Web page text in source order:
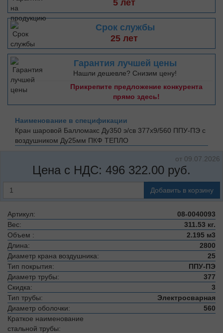
5 лет
Срок службы
25 лет
Гарантия лучшей цены
Нашли дешевле? Снизим цену!
Прикрепите предложение конкурента
прямо здесь!
Наименование в спецификации
Кран шаровой Балломакс Ду350 э/св 377х9/560 ППУ-ПЭ с
воздушником Ду25мм ПКФ ТЕПЛО
от 09.07.2026
Цена с НДС: 496 322.00 руб.
Добавить в корзину
Артикул:
08-0040093
Вес:
311.53 кг.
Объем :
2.195 м3
Длина:
2800
Диаметр крана воздушника:
25
Тип покрытия:
ППУ-ПЭ
Диаметр трубы:
377
Скидка:
3
Тип трубы:
Электросварная
Диаметр оболочки:
560
Краткое наименование
стальной трубы: